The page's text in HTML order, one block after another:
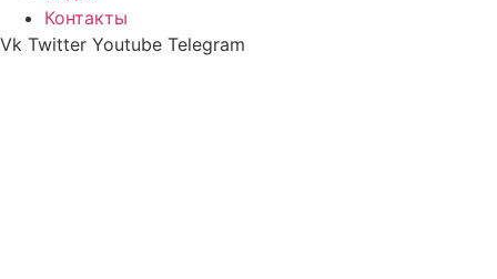
Контакты
Vk Twitter Youtube Telegram